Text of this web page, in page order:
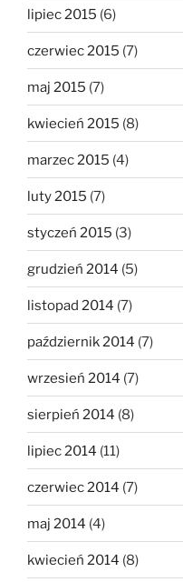
lipiec 2015 (6)
czerwiec 2015 (7)
maj 2015 (7)
kwiecień 2015 (8)
marzec 2015 (4)
luty 2015 (7)
styczeń 2015 (3)
grudzień 2014 (5)
listopad 2014 (7)
październik 2014 (7)
wrzesień 2014 (7)
sierpień 2014 (8)
lipiec 2014 (11)
czerwiec 2014 (7)
maj 2014 (4)
kwiecień 2014 (8)